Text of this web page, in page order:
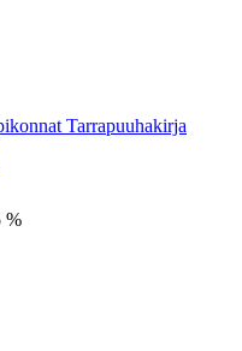
Tarrapuuhakirja
%